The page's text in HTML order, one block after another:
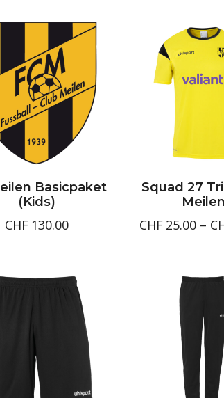
Basicpaket
(Kids)
CHF 130.00
Squad 27
Meilen
CHF 25.00 –